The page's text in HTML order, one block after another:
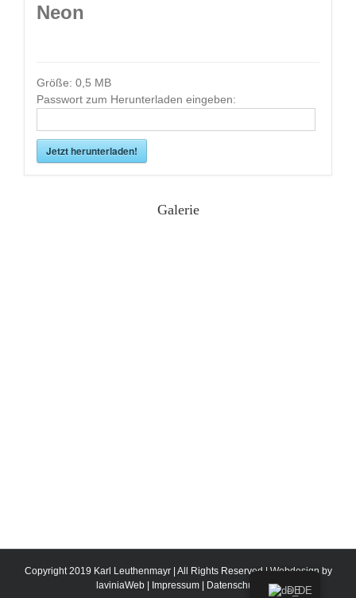
Neon
Größe: 0,5 MB
Passwort zum Herunterladen eingeben:
Jetzt herunterladen!
Galerie
Copyright 2019 Karl Leuthenmayr | All Rights Reserved | Webdesign by
laviniaWeb| Impressum| Datenschutz DE